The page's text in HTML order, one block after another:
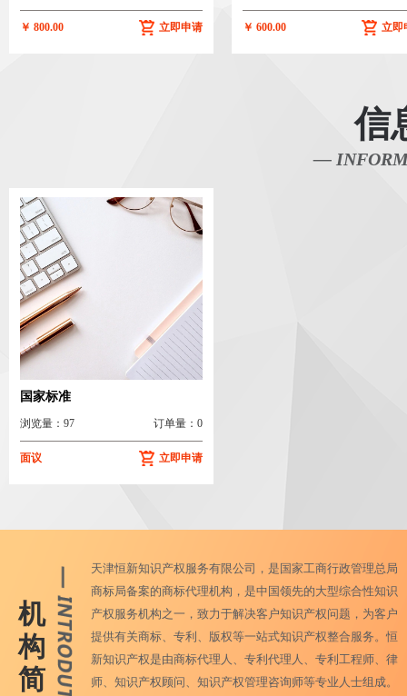
￥ 800.00 立即申请 ￥ 600.00 立即
信
—
国家标准
浏览量：97 订单量：0
面议 立即申请
机
构
简
天津恒新知识产权服务有限公司，是国家工商行政管理总局
商标局备案的商标代理机构，是中国领先的大型综合性知识
产权服务机构之一，致力于解决客户知识产权问题，为客户
提供有关商标、专利、版权等一站式知识产权整合服务。恒
新知识产权是由商标代理人、专利代理人、专利工程师、律
师、知识产权顾问、知识产权管理咨询师等专业人士组成。